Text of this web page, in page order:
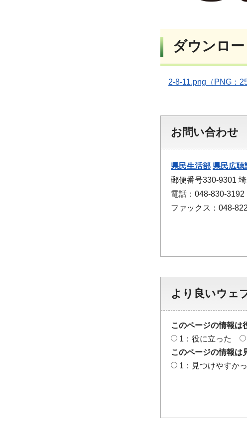
ダウンロ
2-8-11.png（PNG：
お問い合わせ
県民生活部 県民広聴
郵便番号330-9301
電話：048-830-3192
ファックス：048-
より良いウェ
このページの情報は
1：役に立った
このページの情報は
1：見つけやすか